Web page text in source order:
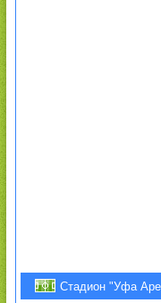
Стадион "Уфа